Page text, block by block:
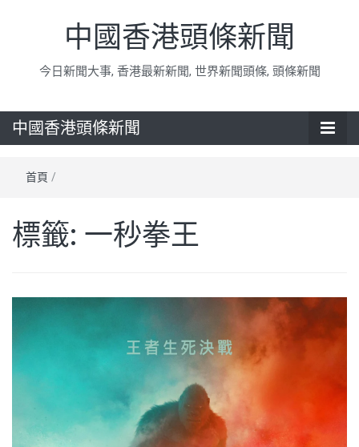
中國香港頭條新聞
今日新聞大事, 香港最新新聞, 世界新聞頭條, 頭條新聞
中國香港頭條新聞
首頁 /
標籤: 一秒拳王